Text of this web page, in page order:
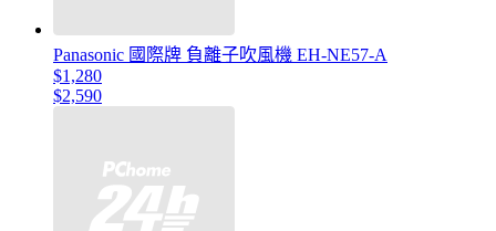
Panasonic 國際牌 負離子吹風機 EH-NE57-A
$1,280
$2,590